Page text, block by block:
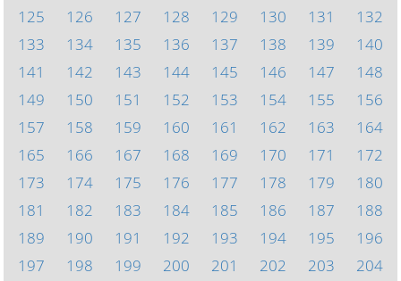
125
126 127 128 129 130 131
132
133
134 135 136 137 138 139
140
141
142 143 144 145 146 147
148
149
150 151 152 153 154 155
156
157
158 159 160 161 162 163
164
165
166 167 168 169 170 171
172
173
174 175 176 177 178 179
180
181
182 183 184 185 186 187
188
189
190 191 192 193 194 195
196
197
198 199 200 201 202 203
204